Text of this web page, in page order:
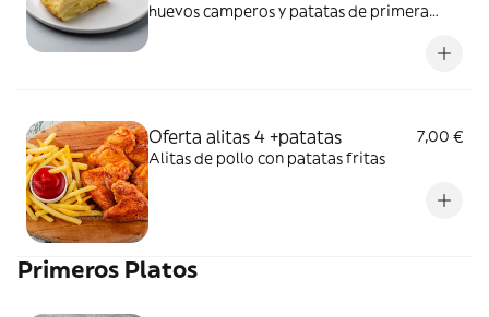
huevos camperos y patatas de primera
Oferta alitas 4 +patatas
7,00 €
Alitas de pollo con patatas fritas
Primeros Platos